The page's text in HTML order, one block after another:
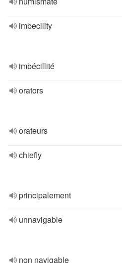
imbecility
imbécillité
orators
orateurs
chiefly
principalement
unnavigable
non navigable